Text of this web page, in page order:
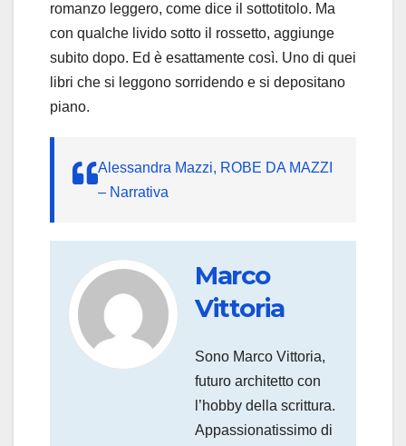
romanzo leggero, come dice il sottotitolo. Ma
con qualche livido sotto il rossetto, aggiunge
subito dopo. Ed è esattamente così. Uno di quei
libri che si leggono sorridendo e si depositano
piano.
Alessandra Mazzi, ROBE DA MAZZI
– Narrativa
Marco
Vittoria
Sono Marco Vittoria,
futuro architetto con
l’hobby della scrittura.
Appassionatissimo di